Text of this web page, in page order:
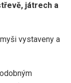
játrech a
vystaveny a